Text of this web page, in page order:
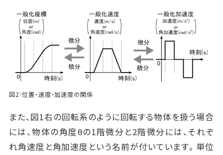
図2：位置・速度・加速度の関係
また、図1右の回転系のように回転する物体を扱う場合
には、物体の角度θの1階微分と2階微分には、それぞ
れ角速度と角加速度という名前が付いています。単位